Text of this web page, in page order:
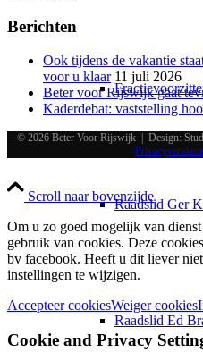
Raadslid Ger
Raadslid Ed
Berichten
Ook tijdens de vakantie
voor u klaar 11 juli 2026
Beter voor Rijswijk gaat
Kaderdebat: vaststelling
© 2026 Beter Voor Rijswijk | Design:
Scroll naar bovenzijde
Om u zo goed mogelijk van
gebruik van cookies. Deze
bv facebook. Heeft u dit liever
instellingen te wijzigen.
Accepteer cookiesWeiger cookies
Cookie and Privacy